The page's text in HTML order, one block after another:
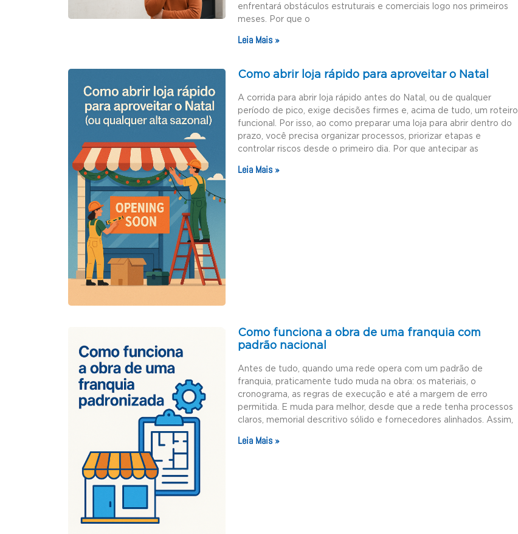
enfrentará obstáculos estruturais e comerciais logo nos primeiros
meses. Por que o
Leia Mais »
Como abrir loja rápido para aproveitar o Natal
A corrida para abrir loja rápido antes do Natal, ou de qualquer
período de pico, exige decisões firmes e, acima de tudo, um roteiro
funcional. Por isso, ao como preparar uma loja para abrir dentro do
prazo, você precisa organizar processos, priorizar etapas e
controlar riscos desde o primeiro dia. Por que antecipar as
Leia Mais »
Como funciona a obra de uma franquia com
padrão nacional
Antes de tudo, quando uma rede opera com um padrão de
franquia, praticamente tudo muda na obra: os materiais, o
cronograma, as regras de execução e até a margem de erro
permitida. E muda para melhor, desde que a rede tenha processos
claros, memorial descritivo sólido e fornecedores alinhados. Assim,
Leia Mais »